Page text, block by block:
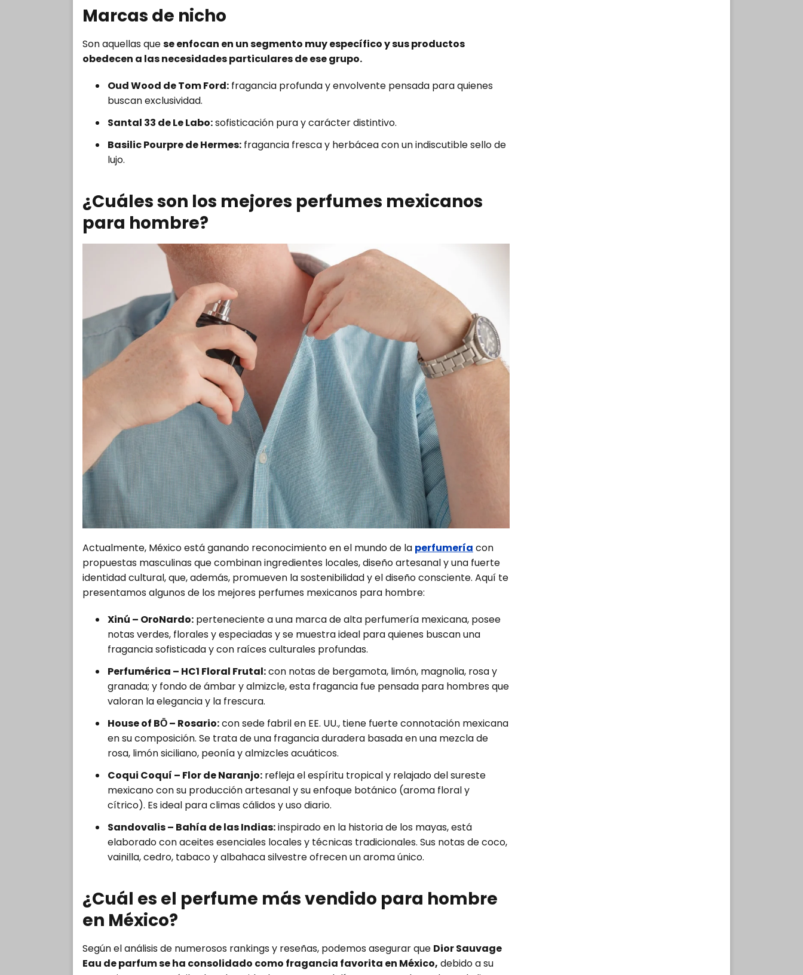
Marcas de nicho
Son aquellas quese enfocan en un segmento muy específico y sus productos
obedecen a las necesidades particulares de ese grupo.
Oud Wood de Tom Ford: fragancia profunda y envolvente pensada para quienes
buscan exclusividad.
Santal 33 de Le Labo:sofisticación pura y carácter distintivo.
Basilic Pourpre de Hermes: fragancia fresca y herbácea con un indiscutible sello de
lujo.
¿Cuáles son los mejores perfumes mexicanos
para hombre?
Actualmente, México está ganando reconocimiento en el mundo de la perfumería con
propuestas masculinas que combinan ingredientes locales, diseño artesanal y una fuerte
identidad cultural, que, además, promueven la sostenibilidad y el diseño consciente. Aquí te
presentamos algunos de los mejores perfumes mexicanos para hombre:
Xinú – OroNardo: perteneciente a una marca de alta perfumería mexicana, posee
notas verdes, florales y especiadas y se muestra ideal para quienes buscan una
fragancia sofisticada y con raíces culturales profundas.
Perfumérica – HC1 Floral Frutal:con notas de bergamota, limón, magnolia, rosa y
granada; y fondo de ámbar y almizcle, esta fragancia fue pensada para hombres que
valoran la elegancia y la frescura.
House of BŌ – Rosario:con sede fabril en EE. UU., tiene fuerte connotación mexicana
en su composición. Se trata de una fragancia duradera basada en una mezcla de
rosa, limón siciliano, peonía y almizcles acuáticos.
Coqui Coquí – Flor de Naranjo: refleja el espíritu tropical y relajado del sureste
mexicano con su producción artesanal y su enfoque botánico (aroma floral y
cítrico). Es ideal para climas cálidos y uso diario.
Sandovalis – Bahía de las Indias:inspirado en la historia de los mayas, está
elaborado con aceites esenciales locales y técnicas tradicionales. Sus notas de coco,
vainilla, cedro, tabaco y albahaca silvestre ofrecen un aroma único.
¿Cuál es el perfume más vendido para hombre
en México?
Según el análisis de numerosos rankings y reseñas, podemos asegurar que Dior Sauvage
Eau de parfum se ha consolidado como fragancia favorita en México, debido a su